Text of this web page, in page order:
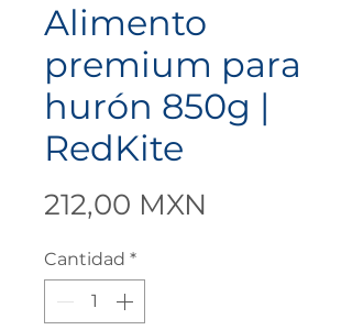
Alimento
premium para
hurón 850g |
RedKite
212,00 MXN
Cantidad *